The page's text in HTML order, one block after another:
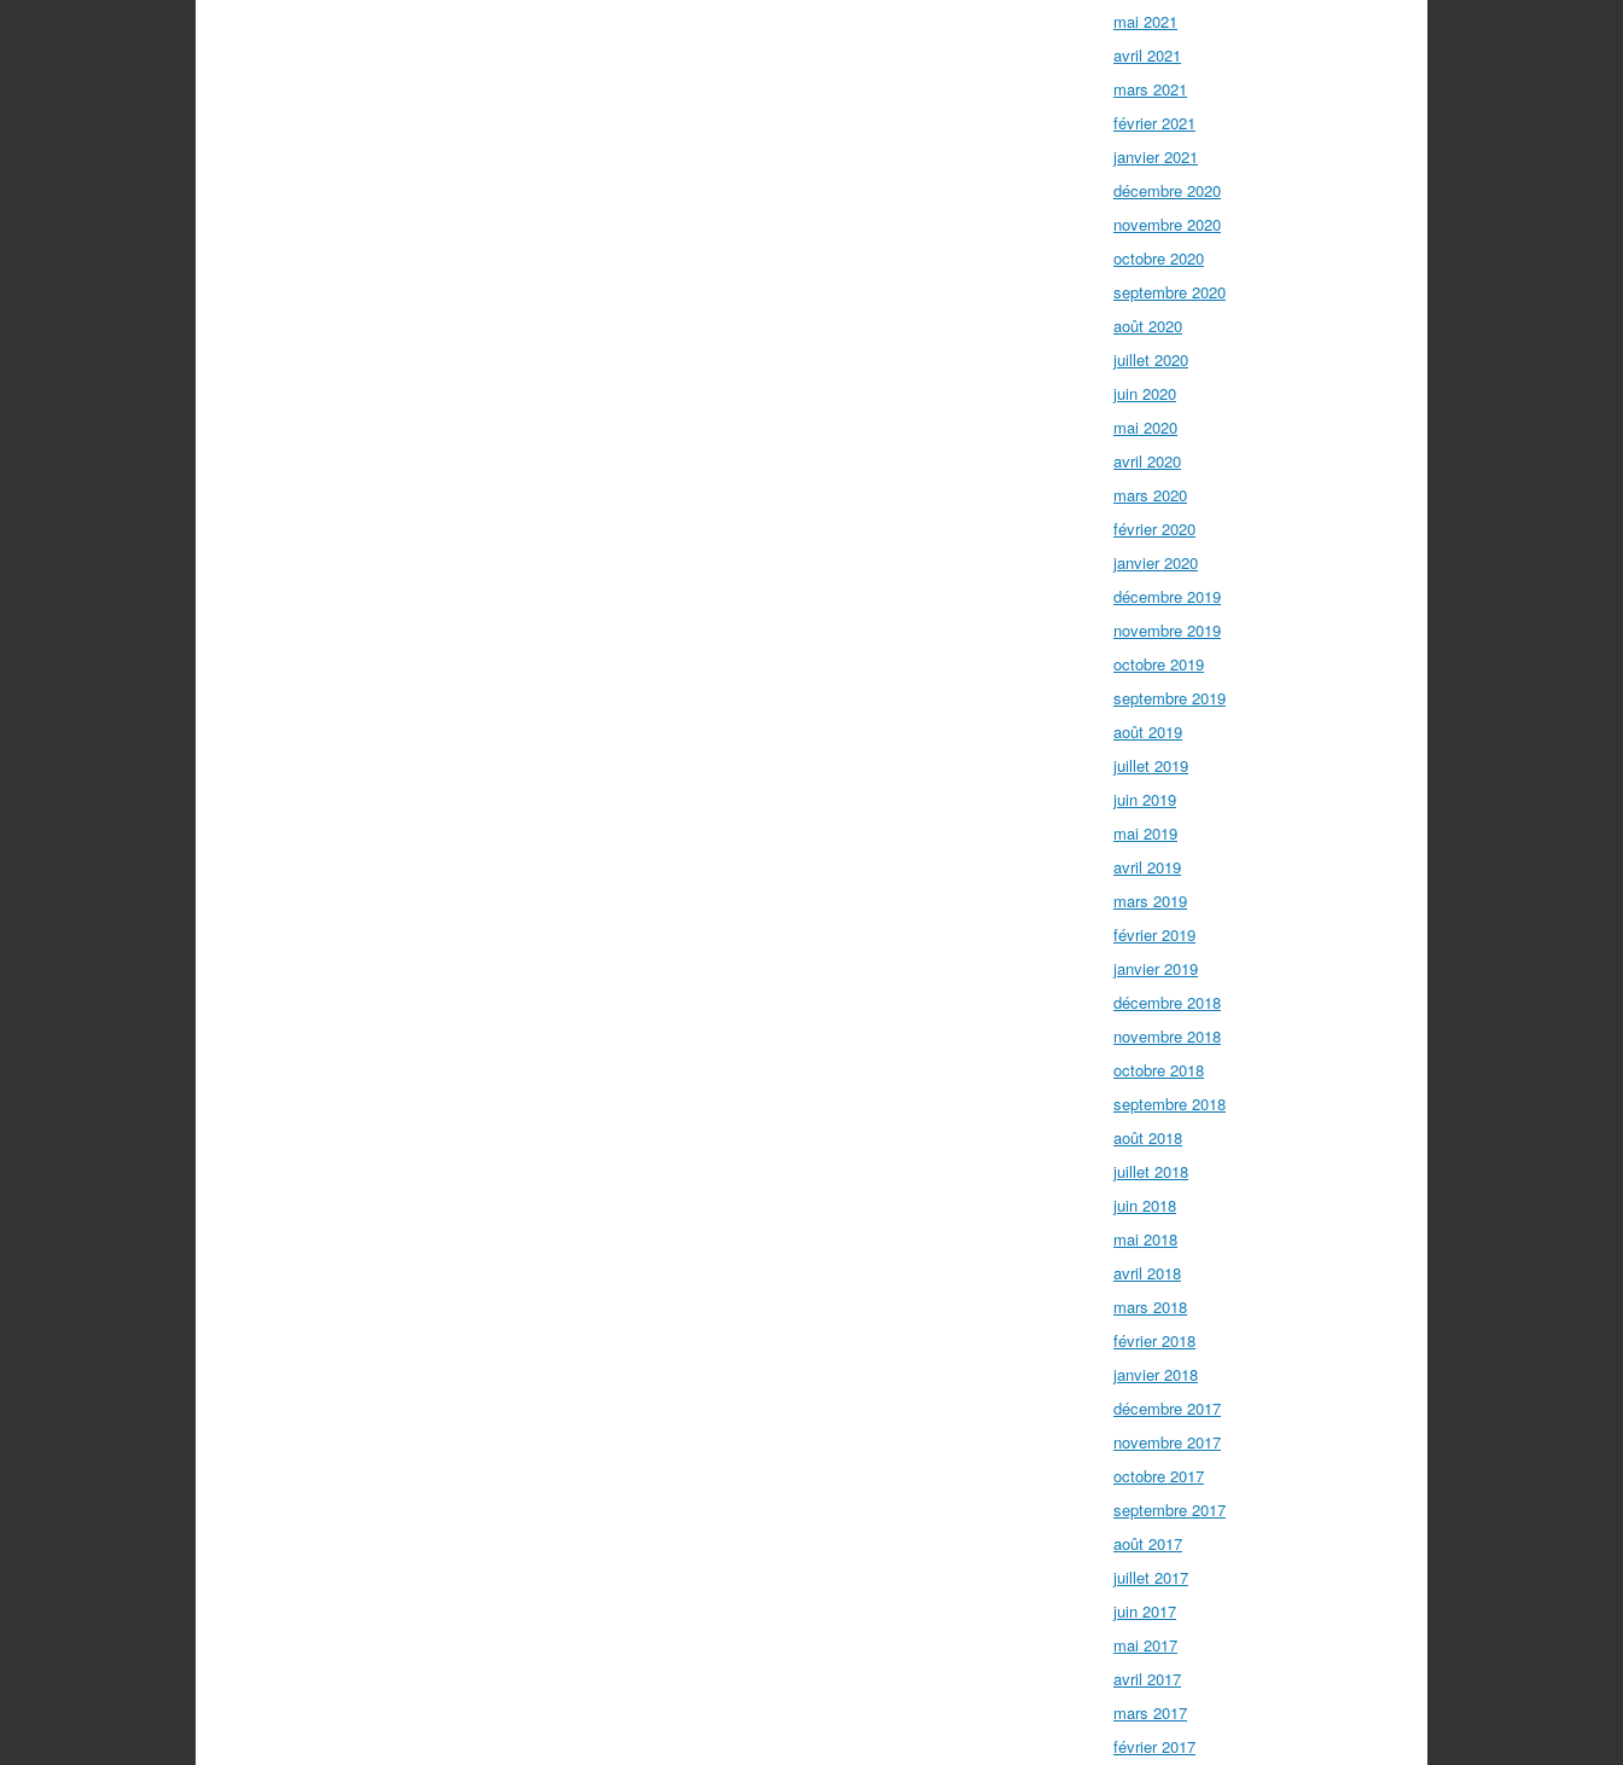
mai 2021
avril 2021
mars 2021
février 2021
janvier 2021
décembre 2020
novembre 2020
octobre 2020
septembre 2020
août 2020
juillet 2020
juin 2020
mai 2020
avril 2020
mars 2020
février 2020
janvier 2020
décembre 2019
novembre 2019
octobre 2019
septembre 2019
août 2019
juillet 2019
juin 2019
mai 2019
avril 2019
mars 2019
février 2019
janvier 2019
décembre 2018
novembre 2018
octobre 2018
septembre 2018
août 2018
juillet 2018
juin 2018
mai 2018
avril 2018
mars 2018
février 2018
janvier 2018
décembre 2017
novembre 2017
octobre 2017
septembre 2017
août 2017
juillet 2017
juin 2017
mai 2017
avril 2017
mars 2017
février 2017